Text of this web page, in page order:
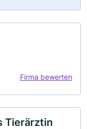
Firma bewerten
Tierärztin